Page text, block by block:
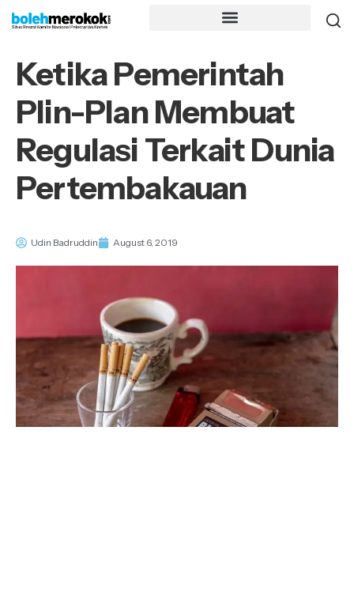
Ketika Pemerintah
Plin-Plan Membuat
Regulasi Terkait Dunia
Pertembakauan
Udin Badruddin August 6, 2019